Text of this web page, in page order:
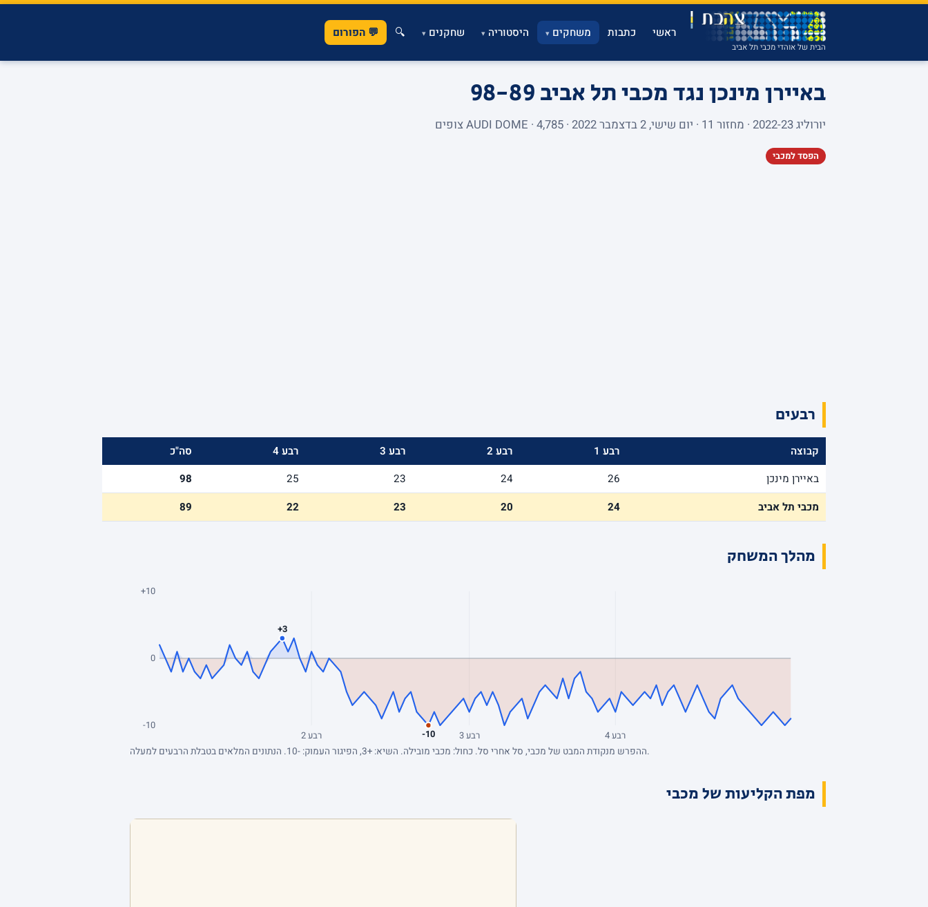
הבית של אוהדי מכבי תל אביב
ראשי כתבות משחקים▾ היסטוריה▾ שחקנים▾
🔍 💬 הפורום
באיירן מינכן נגד מכבי תל אביב98-89
יורוליג 2022-23 · מחזור 11 · יום שישי, 2 בדצמבר 2022 · AUDI DOME · 4,785 צופים
הפסד למכבי
רבעים
קבוצה רבע 1 רבע 2 רבע 3 רבע 4
סה"כ
באיירן מינכן
26
24
23
25
98
מכבי תל אביב
24
20
23
22
89
מהלך המשחק
+10
0
-10
+3
-10 רבע 2 רבע 3 רבע 4
ההפרש מנקודת המבט של מכבי, סל אחרי סל. כחול: מכבי מובילה. השיא: +3, הפיגור העמוק: -10. הנתונים המלאים בטבלת הרבעים למעלה.
מפת הקליעות של מכבי